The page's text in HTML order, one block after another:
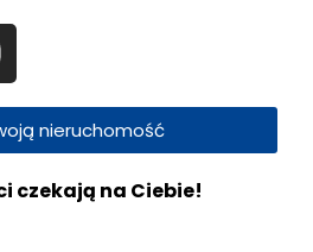
nieruchomość
czekają na Ciebie!